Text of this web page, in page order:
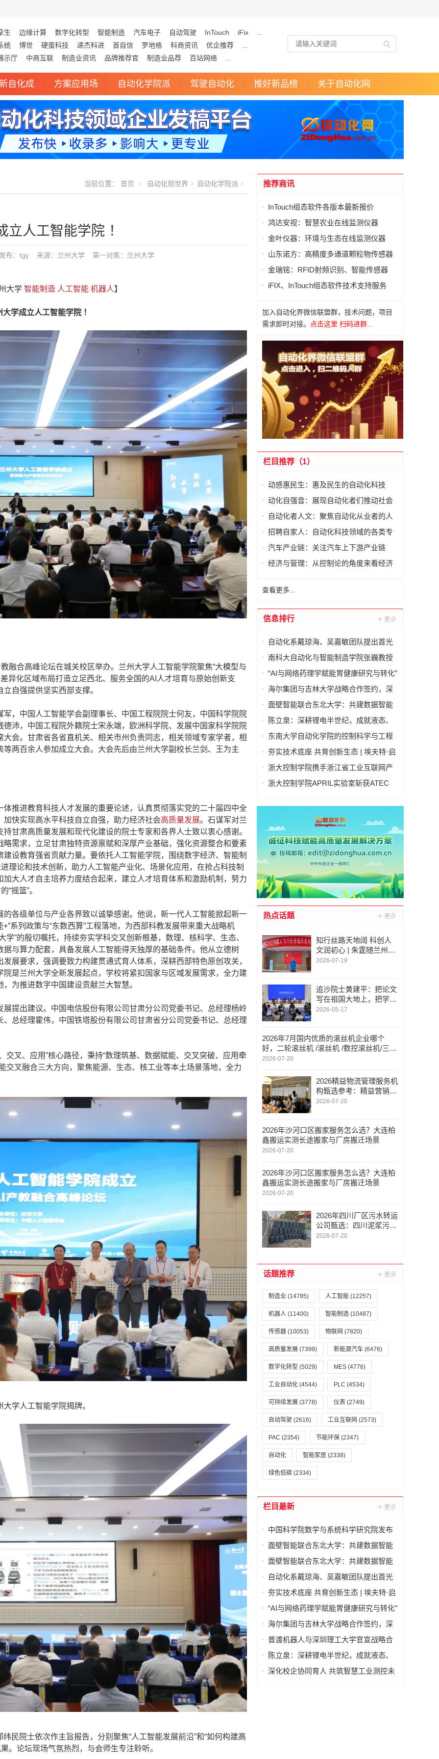
生 边缘计算 数字化转型 智能制造 汽车电子 自动驾驶 InTouch iFix
统
博世 硬蛋科技 递杰科进 首自信 罗地格 科商资讯 优企推荐
示厅
中商互联 制造业资讯 品牌推荐官 制造业品荐 百站网络
自化成 方案应用场 自动化学院派 驾驶自动化 推好新品榜 关于自动化网
当前位置： 首页 自动化观世界 自动化学院派
立人工智能学院 ！
布：tgy 来源：兰州大学 第一对焦： 兰州大学
大学 智能制造 人工智能 机器人】
成立人工智能学院 ！
合高峰论坛在城关校区举办。兰州大学人工智能学院聚焦“大模型与
异化区域布局打造立足西北、服务全国的AI人才培育与原始创新支
自强提供坚实西部支撑。
中国人工智能学会副理事长、中国工程院院士何友，中国科学院院
沛，中国工程院外籍院士宋永端，欧洲科学院、发展中国家科学院院
会。甘肃省各省直机关、相关市州负责同志，相关领域专家学者，相
两百余人参加成立大会。大会先后由兰州大学副校长兰剑、王为主
进教育科技人才发展的重要论述，认真贯彻落实党的二十届四中全
快实现高水平科技自立自强，助力经济社会高质量发展。石谋军对兰
甘肃高质量发展和现代化建设的院士专家和各界人士致以衷心感谢。
需求，立足甘肃独特资源禀赋和深厚产业基础，强化资源整合和要素
设教育强省贡献力量。要依托人工智能学院，围绕数字经济、智能制
理论和技术创新，助力人工智能产业化、场景化应用，在抢占科技制
大人才自主培养力度结合起来，建立人才培育体系和激励机制，努力
“摇篮”。
级单位与产业各界致以诚挚感谢。他说，新一代人工智能掀起新一
系列政策与“东数西算”工程落地，为西部科教发展带来重大战略机
”的殷切嘱托，持续夯实学科交叉创新根基，数理、核科学、生态、
与算力配套，具备发展人工智能得天独厚的基础条件。他从立德树
展要求，强调要致力构建贯通式育人体系，深耕西部特色原创攻关，
是兰州大学全新发展起点，学校将紧扣国家与区域发展需求，全力建
为推进数字中国建设贡献兰大智慧。
出建议。中国电信股份有限公司甘肃分公司党委书记、总经理杨岭
总经理霍伟，中国铁塔股份有限公司甘肃省分公司党委书记、总经理
、应用”核心路径，秉持“数理筑基、数据赋能、交叉突破、应用牵
交叉融合三大方向，聚焦能源、生态、核工业等本土场景落地，全力
学人工智能学院揭牌。
院士依次作主旨报告，分别聚焦“人工智能发展前沿”和“如何构建高
。论坛现场气氛热烈，与会师生专注聆听。
推荐商讯
InTouch组态软件各版本最新报价
鸿达安视：智慧农业在线监测仪器
金叶仪器：环境与生态在线监测仪器
山东诺方：高精度多通道颗粒物传感器
金瑞铭：RFID射频识别、智能传感器
iFIX、InTouch组态软件技术支持服务
加入自动化界微信联盟群，技术问题，项目
需求即时对接。
点击这里 扫码进群...
栏目推荐（1）
动感惠民生：惠及民生的自动化科技
动化自强音：展现自动化者们推动社会
进步发出的响亮声音
自动化者人文：聚焦自动化从业者的人
文思考
招聘自家人：自动化科技领域的各类专
家及人才需求资讯
汽车产业链：关注汽车上下游产业链
经济与管理：从控制论的角度来看经济
查看更多...
信息排行
自动化系戴琼海、吴嘉敏团队提出首光
子事件感知的荧光寿命显微成像方法
南科大自动化与智能制造学院张巍教授
“逐际动力”Oil人形机器人亮相央视中秋
“AI与网络药理学赋能胃健康研究与转化”
学术研讨会在京举行—— 多学科交叉推
海尔集团与吉林大学战略合作签约，深
化产教融合发展新质生产力
面壁智能联合东北大学：共建数据智能
联合实验室
陈立泉：深耕锂电半世纪，成就液态、
固态、钠离子电池三大技术领跑地位
东南大学自动化学院的控制科学与工程
学科在软科2025年世界一流学科排名中
夯实技术底座 共育创新生态 | 埃夫特·启
智 x 哈工大共建智能机器人通用技术底
浙大控制学院携手浙江省工业互联网产
业联盟 共启产教融合新篇章
浙大控制学院APRIL实验室斩获ATEC
热点话题
知行丝路天地阔 科创人
文润初心 | 朱霆随兰州大
学管理学院河西走廊移动
2026-07-19
追沙院士黄建平：把论文
写在祖国大地上，把学问
做在西北大漠里
2026-05-17
2026年7月国内优质的滚丝机企业哪个
好，二轮滚丝机 /滚丝机 /数控滚丝机/三轮
滚丝机 /滚牙机 ，滚丝机厂商选哪家
2026-07-20
2026精益物流管理服务机
构甄选参考：精益营销变
革/精益营销管理/精益设
2026-07-20
2026年沙河口区搬家服务怎么选？大连柏
鑫搬运实测长途搬家与厂房搬迁场景
2026-07-20
2026年沙河口区搬家服务怎么选？大连柏
鑫搬运实测长途搬家与厂房搬迁场景
2026-07-20
2026年四川厂区污水转运
公司甄选：四川泥浆污水
转运/四川管道污水转运/
2026-07-20
话题推荐
制造业 (14785) 人工智能 (12257)
机器人 (11400) 智能制造 (10487)
传感器 (10053) 物联网 (7820)
高质量发展 (7399) 新能源汽车 (6476)
数字化转型 (5029) MES (4776)
工业自动化 (4544) PLC (4534)
可持续发展 (3778) 仪表 (2749)
自动驾驶 (2616) 工业互联网 (2573)
PAC (2354) 节能环保 (2347)
自动化 智能家居 (2338)
绿色低碳 (2334)
栏目最新
中国科学院数学与系统科学研究院发布
“数学机械化智能体”
面壁智能联合东北大学：共建数据智能
联合实验室
面壁智能联合东北大学：共建数据智能
联合实验室
自动化系戴琼海、吴嘉敏团队提出首光
子事件感知的荧光寿命显微成像方法
夯实技术底座 共育创新生态 | 埃夫特·启
智 x 哈工大共建智能机器人通用技术底
“AI与网络药理学赋能胃健康研究与转化”
学术研讨会在京举行—— 多学科交叉推
海尔集团与吉林大学战略合作签约，深
化产教融合发展新质生产力
普渡机器人与深圳理工大学官宣战略合
作，将共建机器人联合实验室
陈立泉：深耕锂电半世纪，成就液态、
固态、钠离子电池三大技术领跑地位
深化校企协同育人 共筑智慧工业测控未